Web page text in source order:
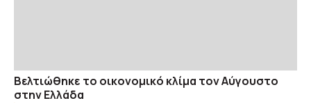
Βελτιώθηκε το οικονομικό κλίμα τον Αύγουστο
στην Ελλάδα